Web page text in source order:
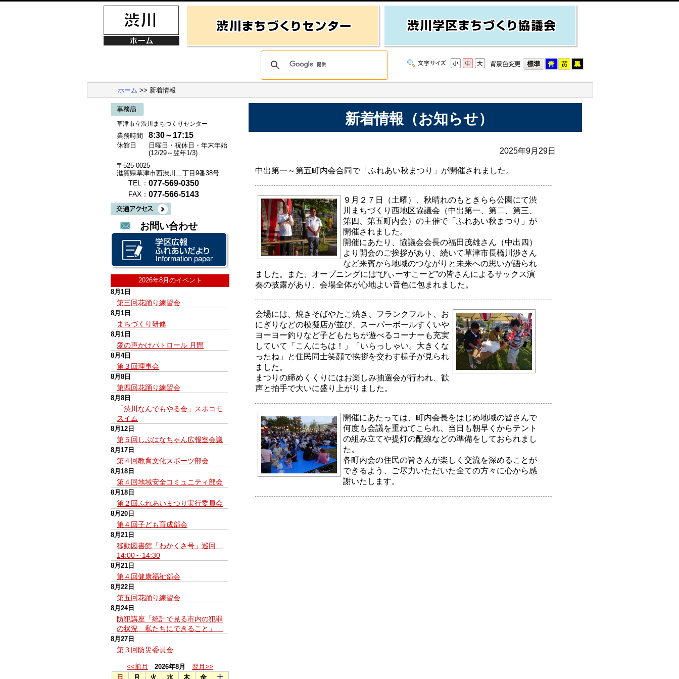
ホーム >> 新着情報
草津市立渋川まちづくりセンター
業務時間 8:30～17:15
休館日
日曜日・祝休日・年末年始
(12/29～翌年1/3)
〒525-0025
滋賀県草津市西渋川二丁目9番38号
TEL： 077-569-0350
FAX： 077-566-5143
お問い合わせ
2026年8月のイベント
8月1日
第三回花踊り練習会
8月1日
まちづくり研修
8月1日
愛の声かけパトロール 月間
8月4日
第３回理事会
8月8日
第四回花踊り練習会
8月8日
「渋川なんでもやる会」スポコモ
スイム
8月12日
第５回しぶはなちゃん広報室会議
8月17日
第４回教育文化スポーツ部会
8月18日
第４回地域安全コミュニティ部会
8月18日
第２回ふれあいまつり実行委員会
8月20日
第４回子ども育成部会
8月21日
移動図書館「わかくさ号」巡回
14:00～14:30
8月21日
第４回健康福祉部会
8月22日
第五回花踊り練習会
8月24日
防犯講座「統計で見る市内の犯罪
の状況 私たちにできること」
8月27日
第３回防災委員会
<<前月 2026年8月
翌月>>
日
月 火 水 木 金 土
新着情報（お知らせ）
2025年9月29日
中出第一～第五町内会合同で「ふれあい秋まつり」が開催されました。
９月２７日（土曜）、秋晴れのもときらら公園にて渋
川まちづくり西地区協議会（中出第一、第二、第三、
第四、第五町内会）の主催で「ふれあい秋まつり」が
開催されました。
開催にあたり、協議会会長の福田茂雄さん（中出四）
より開会のご挨拶があり、続いて草津市長橋川渉さん
など来賓から地域のつながりと未来への思いが語られ
ました。また、オープニングには“ぴぃーすこーど”の皆さんによるサックス演
奏の披露があり、会場全体が心地よい音色に包まれました。
会場には、焼きそばやたこ焼き、フランクフルト、お
にぎりなどの模擬店が並び、スーパーボールすくいや
ヨーヨー釣りなど子どもたちが遊べるコーナーも充実
していて「こんにちは！」「いらっしゃい。大きくな
ったね」と住民同士笑顔で挨拶を交わす様子が見られ
ました。
まつりの締めくくりにはお楽しみ抽選会が行われ、歓
声と拍手で大いに盛り上がりました。
開催にあたっては、町内会長をはじめ地域の皆さんで
何度も会議を重ねてこられ、当日も朝早くからテント
の組み立てや提灯の配線などの準備をしておられまし
た。
各町内会の住民の皆さんが楽しく交流を深めることが
できるよう、ご尽力いただいた全ての方々に心から感
謝いたします。